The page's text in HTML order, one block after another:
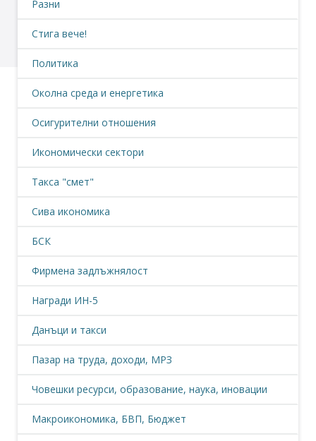
Разни
Стига вече!
Политика
Околна среда и енергетика
Осигурителни отношения
Икономически сектори
Такса "смет"
Сива икономика
БСК
Фирмена задлъжнялост
Награди ИН-5
Данъци и такси
Пазар на труда, доходи, МРЗ
Човешки ресурси, образование, наука, иновации
Макроикономика, БВП, Бюджет